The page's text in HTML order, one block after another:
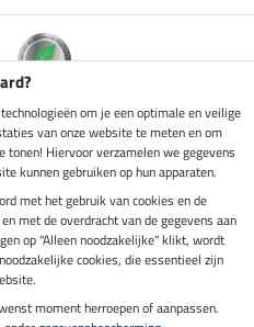
om je een optimale en veilige
van onze website te meten en om
tonen! Hiervoor verzamelen we gegevens
kunnen gebruiken op hun apparaten.
met het gebruik van cookies en de
met de overdracht van de gegevens aan
op "Alleen noodzakelijke" klikt, wordt
cookies, die essentieel zijn
moment herroepen of aanpassen.